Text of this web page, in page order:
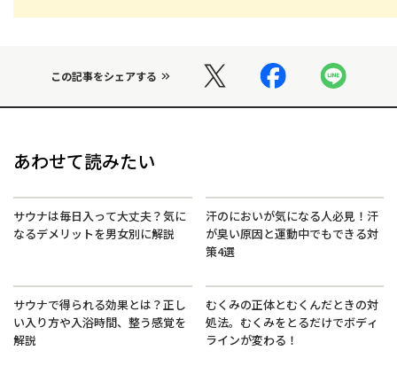
この記事をシェアする
あわせて読みたい
サウナは毎日入って大丈夫？気に
なるデメリットを男女別に解説
汗のにおいが気になる人必見！汗
が臭い原因と運動中でもできる対
策4選
サウナで得られる効果とは？正し
い入り方や入浴時間、整う感覚を
解説
むくみの正体とむくんだときの対
処法。むくみをとるだけでボディ
ラインが変わる！